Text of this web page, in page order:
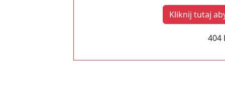
Kliknij tutaj
404